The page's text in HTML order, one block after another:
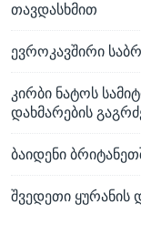
თავდასხმით
ევროკავშირი
კირბი ნატოს
დახმარების
ბაიდენი
შვედეთი ყურანის